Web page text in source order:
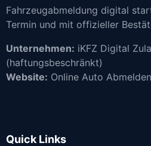
Fahrzeugabmeldung digital
Termin und mit offizieller
Unternehmen: iKFZ Digital
(haftungsbeschränkt)
Website: Online Auto Abmelden
Quick Links